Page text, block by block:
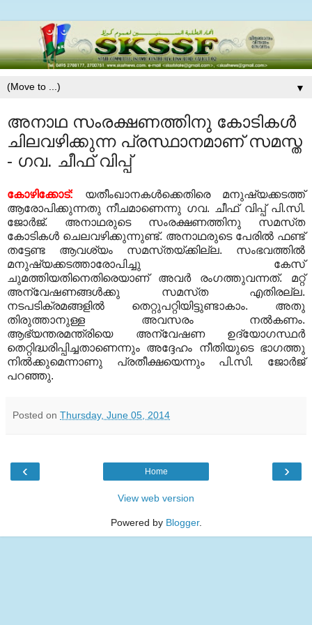
▼
അനാഥ സംരക്ഷണത്തിനു കോടികൾ
ചിലവഴിക്കുന്ന പ്രസ്ഥാനമാണ് സമസ്ത
- ഗവ. ചീഫ് വിപ്പ്
കോഴിക്കോട്‌: യതീംഖാനകള്‍ക്കെതിരെ മനുഷ്യക്കടത്ത്‌
ആരോപിക്കുന്നതു നീചമാണെന്നു ഗവ. ചീഫ്‌ വിപ്പ്‌ പി.സി.
ജോര്‍ജ്‌. അനാഥരുടെ സംരക്ഷണത്തിനു സമസ്‌ത
കോടികള്‍ ചെലവഴിക്കുന്നുണ്ട്‌. അനാഥരുടെ പേരില്‍ ഫണ്ട്‌
തട്ടേണ്ട ആവശ്യം സമസ്‌തയ്ക്കില്ല. സംഭവത്തില്‍
മനുഷ്യക്കടത്താരോപിച്ചു കേസ്‌
ചുമത്തിയതിനെതിരെയാണ്‌ അവര്‍ രംഗത്തുവന്നത്‌. മറ്റ്‌
അന്വേഷണങ്ങള്‍ക്കു സമസ്‌ത എതിരല്ല.
നടപടിക്രമങ്ങളില്‍ തെറ്റുപറ്റിയിട്ടുണ്ടാകാം. അതു
തിരുത്താനുള്ള അവസരം നല്‍കണം.
ആഭ്യന്തരമന്ത്രിയെ അന്വേഷണ ഉദ്യോഗസ്ഥര്‍
തെറ്റിദ്ധരിപ്പിച്ചതാണെന്നും അദ്ദേഹം നീതിയുടെ ഭാഗത്തു
നില്‍ക്കുമെന്നാണു പ്രതീക്ഷയെന്നും പി.സി. ജോര്‍ജ്‌
പറഞ്ഞു.
Posted on Thursday, June 05, 2014
‹ ›
Home
View web version
Powered by Blogger.